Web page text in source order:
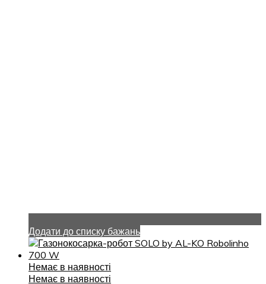
Додати до списку бажань
Немає в наявності
Немає в наявності